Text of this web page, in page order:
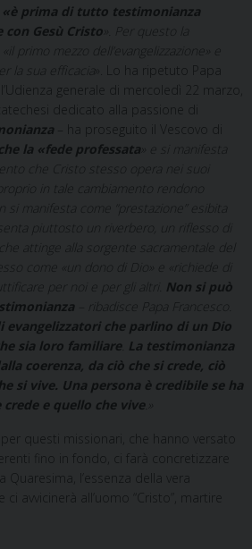
«è prima di tutto testimonianza
con Gesù Cristo
primo mezzo dell’evangelizzazione» e
la sua efficacia
». Lo ha ripetuto Papa
generale di mercoledì 22 marzo,
dedicato alla passione di
– ha proseguito il Vescovo di
la «fede professata
si manifesta come “prestazione” esibita
Non si può
evangelizzatori che parlino di un Dio
sia loro familiare. La testimonianza
coerenza, da ciò che si crede, ciò
si vive. Una persona è credibile se ha
e quello che vive.»
questi missionari, che hanno versato
fino in fondo, ci farà concretizzare
Quaresima, l’essenza della vera
avvicinerà all’uomo “Cristo”, martire